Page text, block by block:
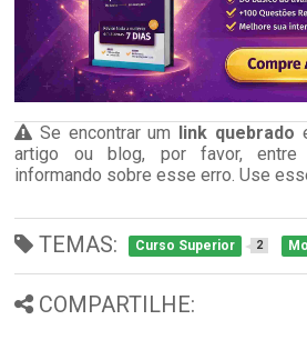
Se encontrar um link quebrado
artigo ou blog, por favor, entre
informando sobre esse erro. Use
TEMAS: Curso Superior 2
COMPARTILHE: